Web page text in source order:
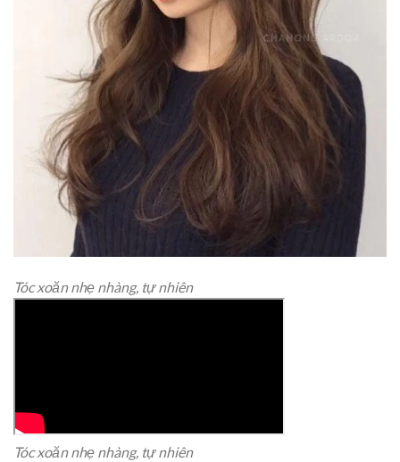
Tóc xoăn nhẹ nhàng, tự nhiên
Tóc xoăn nhẹ nhàng, tự nhiên